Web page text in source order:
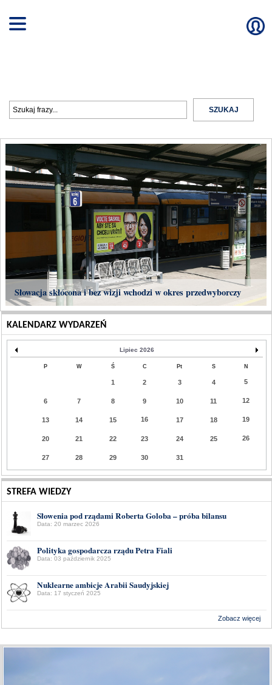
Słowacja skłócona i bez wizji wchodzi w okres przedwyborczy
KALENDARZ WYDARZEŃ
Lipiec 2026
P W Ś C Pt S N
1 2 3 4 5
6 7 8 9 10 11 12
13 14 15 16 17 18 19
20 21 22 23 24 25 26
27 28 29 30 31
STREFA WIEDZY
Słowenia pod rządami Roberta Goloba – próba bilansu
Data: 20 marzec 2026
Polityka gospodarcza rządu Petra Fiali
Data: 03 październik 2025
Nuklearne ambicje Arabii Saudyjskiej
Data: 17 styczeń 2025
Zobacz więcej